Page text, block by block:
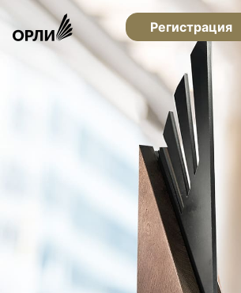
Регистрация